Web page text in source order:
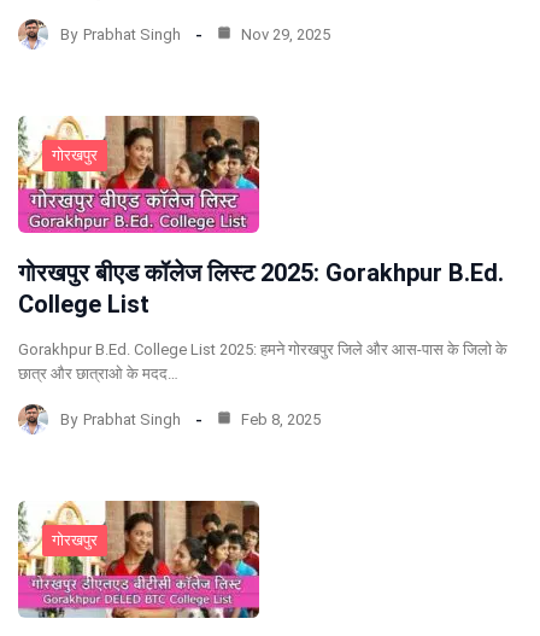
By Prabhat Singh Nov 29, 2025
गोरखपुर
गोरखपुर बीएड कॉलेज लिस्ट 2025: Gorakhpur B.Ed.
College List
Gorakhpur B.Ed. College List 2025: हमने गोरखपुर जिले और आस-पास के जिलो के
छात्र और छात्राओ के मदद…
By Prabhat Singh Feb 8, 2025
गोरखपुर